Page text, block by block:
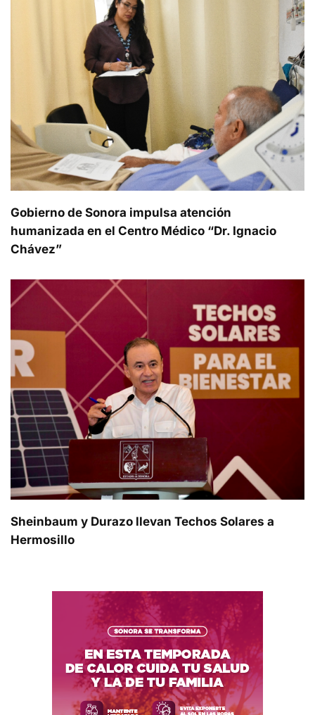
Gobierno de Sonora impulsa atención
humanizada en el Centro Médico “Dr. Ignacio
Chávez”
Sheinbaum y Durazo llevan Techos Solares a
Hermosillo